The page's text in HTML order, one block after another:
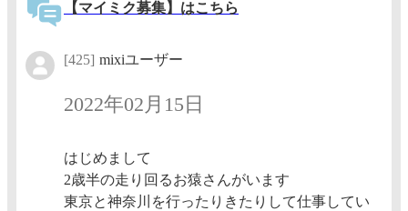
【マイミク募集】はこちら
[425] mixiユーザー
2022年02月15日
はじめまして
2歳半の走り回るお猿さんがいます
東京と神奈川を行ったりきたりして仕事してい